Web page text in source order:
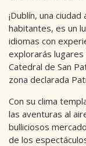
¡Dublín, una
habitantes, es un
idiomas con
explorarás
Catedral de San
zona declarada
Con su clima
las aventuras al
bulliciosos
de los